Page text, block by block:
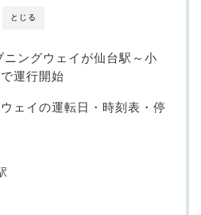
とじる
ングウェイが仙台駅～小
運行開始
ェイの運転日・時刻表・停